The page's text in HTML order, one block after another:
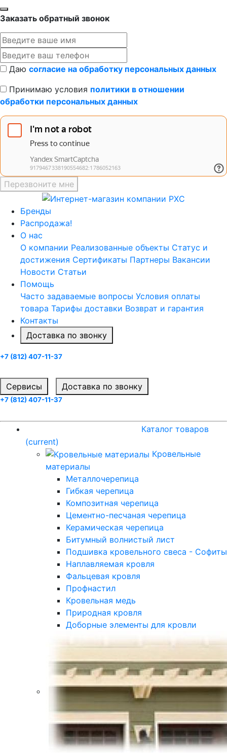
Заказать обратный звонок
Даю согласие на обработку персональных данных
Принимаю условия политики в отношении
обработки персональных данных
Перезвоните мне
Бренды
Распродажа!
О нас
О компании Реализованные объекты Статус и
достижения Сертификаты Партнеры Вакансии
Новости Статьи
Помощь
Часто задаваемые вопросы Условия оплаты
товара Тарифы доставки Возврат и гарантия
Контакты
Доставка по звонку
+7 (812) 407-11-37
Cервисы
Доставка по звонку
+7 (812) 407-11-37
Каталог товаров
(current)
Кровельные
материалы
Металлочерепица
Гибкая черепица
Композитная черепица
Цементно-песчаная черепица
Керамическая черепица
Битумный волнистый лист
Подшивка кровельного свеса - Софиты
Наплавляемая кровля
Фальцевая кровля
Профнастил
Кровельная медь
Природная кровля
Доборные элементы для кровли